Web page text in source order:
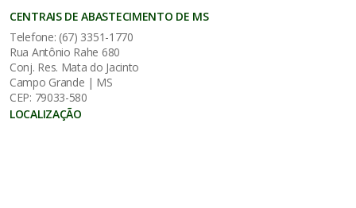
CENTRAIS DE ABASTECIMENTO DE MS
Telefone: (67) 3351-1770
Rua Antônio Rahe 680
Conj. Res. Mata do Jacinto
Campo Grande | MS
CEP: 79033-580
LOCALIZAÇÃO